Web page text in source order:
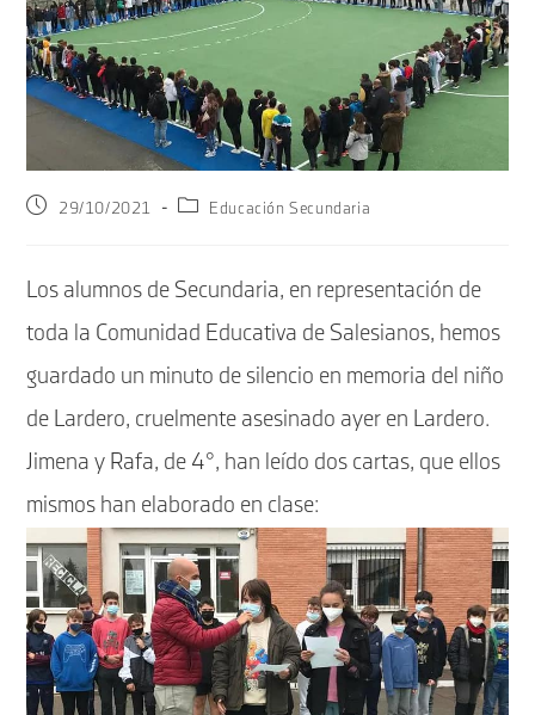
Publicación
29/10/2021
CategoríaEducación Secundaria
Los alumnos de Secundaria, en representación de
toda la Comunidad Educativa de Salesianos, hemos
guardado un minuto de silencio en memoria del niño
de Lardero, cruelmente asesinado ayer en Lardero.
Jimena y Rafa, de 4°, han leído dos cartas, que ellos
mismos han elaborado en clase: